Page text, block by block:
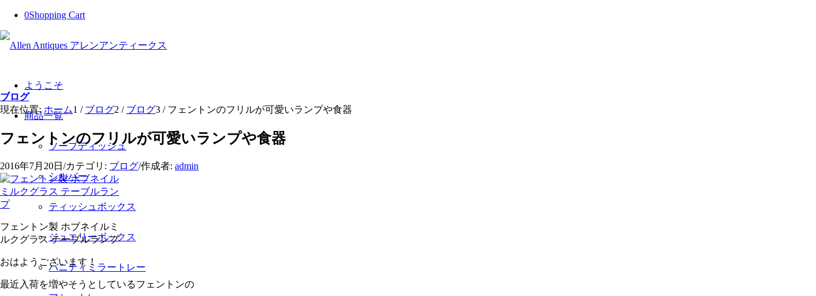
0Shopping Cart
ようこそ
商品一覧
ソープディッシュ
シルバー
ティッシュボックス
ジュエリーボックス
バニティミラートレー
ブログ
現在位置: ホーム1 / ブログ2 / ブログ3 / フェントンのフリルが可愛いランプや食器
フェントンのフリルが可愛いランプや食器
2016年7月20日 /カテゴリ: ブログ/作成者: admin
フェントン製 ホブネイルミ
ルクグラス テーブルランプ
おはようございます！
最近入荷を増やそうとしているフェントンの